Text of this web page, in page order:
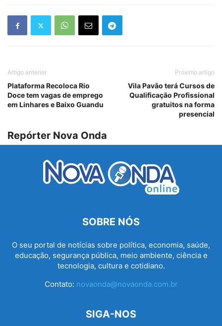
Artigo anterior
Plataforma Recoloca Rio
Doce tem vagas de emprego
em Linhares e Baixo Guandu
Próximo artigo
Vila Pavão terá Cursos de
Qualificação Profissional
gratuitos na forma
presencial
Repórter Nova Onda
SOBRE NÓS
O seu portal de notícias sobre política, economia, saúde,
educação, segurança pública, meio ambiente, ciência e
tecnologia, cultura e cotidiano.
Contato: novaonda@novaonda.com.br
SIGA-NOS